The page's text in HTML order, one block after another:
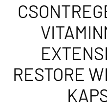
RESTORE